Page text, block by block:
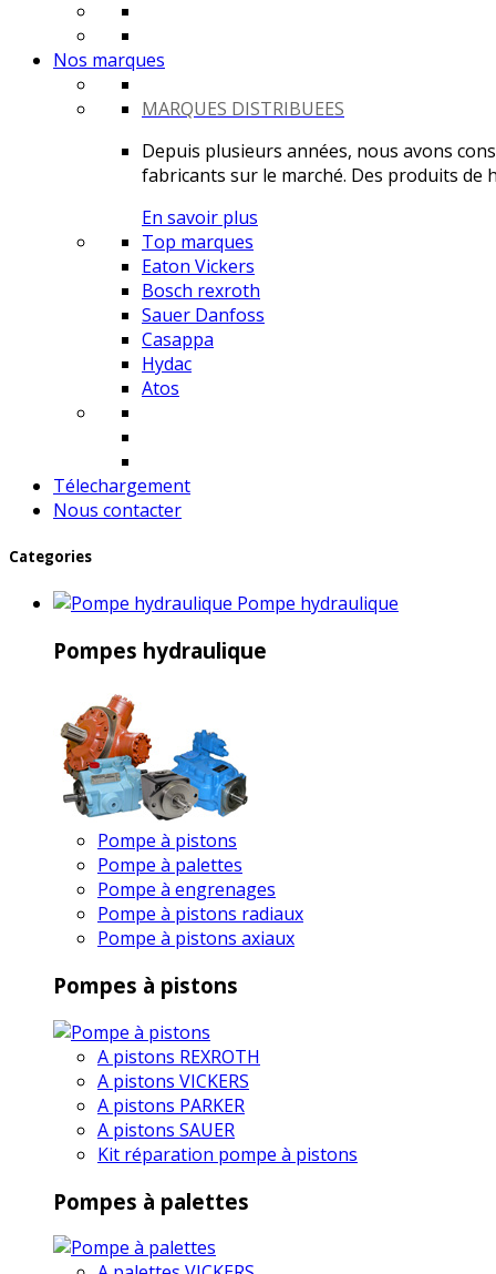
Nos marques
MARQUES DISTRIBUEES
Depuis plusieurs années, nous avons
fabricants sur le marché. Des produits de
En savoir plus
Top marques
Eaton Vickers
Bosch rexroth
Sauer Danfoss
Casappa
Hydac
Atos
Télechargement
Nous contacter
Categories
Pompe hydraulique
Pompes hydraulique
Pompe à pistons
Pompe à palettes
Pompe à engrenages
Pompe à pistons radiaux
Pompe à pistons axiaux
Pompes à pistons
A pistons REXROTH
A pistons VICKERS
A pistons PARKER
A pistons SAUER
Kit réparation pompe à pistons
Pompes à palettes